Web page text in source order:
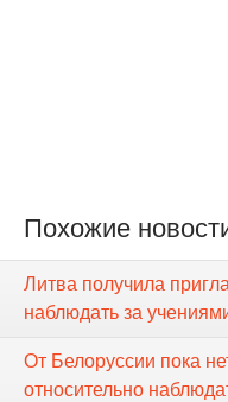
Похожие
Литва получила
наблюдать за
От Белоруссии пока
относительно